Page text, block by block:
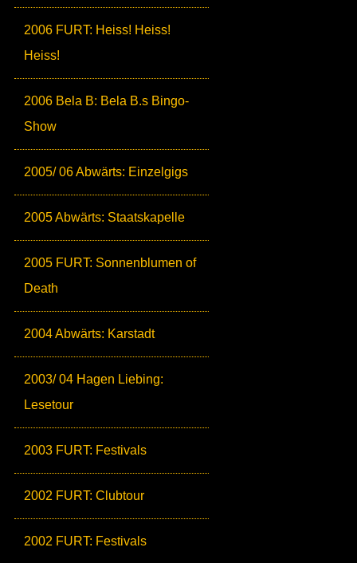
2006 FURT: Heiss! Heiss!
Heiss!
2006 Bela B: Bela B.s Bingo-
Show
2005/ 06 Abwärts: Einzelgigs
2005 Abwärts: Staatskapelle
2005 FURT: Sonnenblumen of
Death
2004 Abwärts: Karstadt
2003/ 04 Hagen Liebing:
Lesetour
2003 FURT: Festivals
2002 FURT: Clubtour
2002 FURT: Festivals